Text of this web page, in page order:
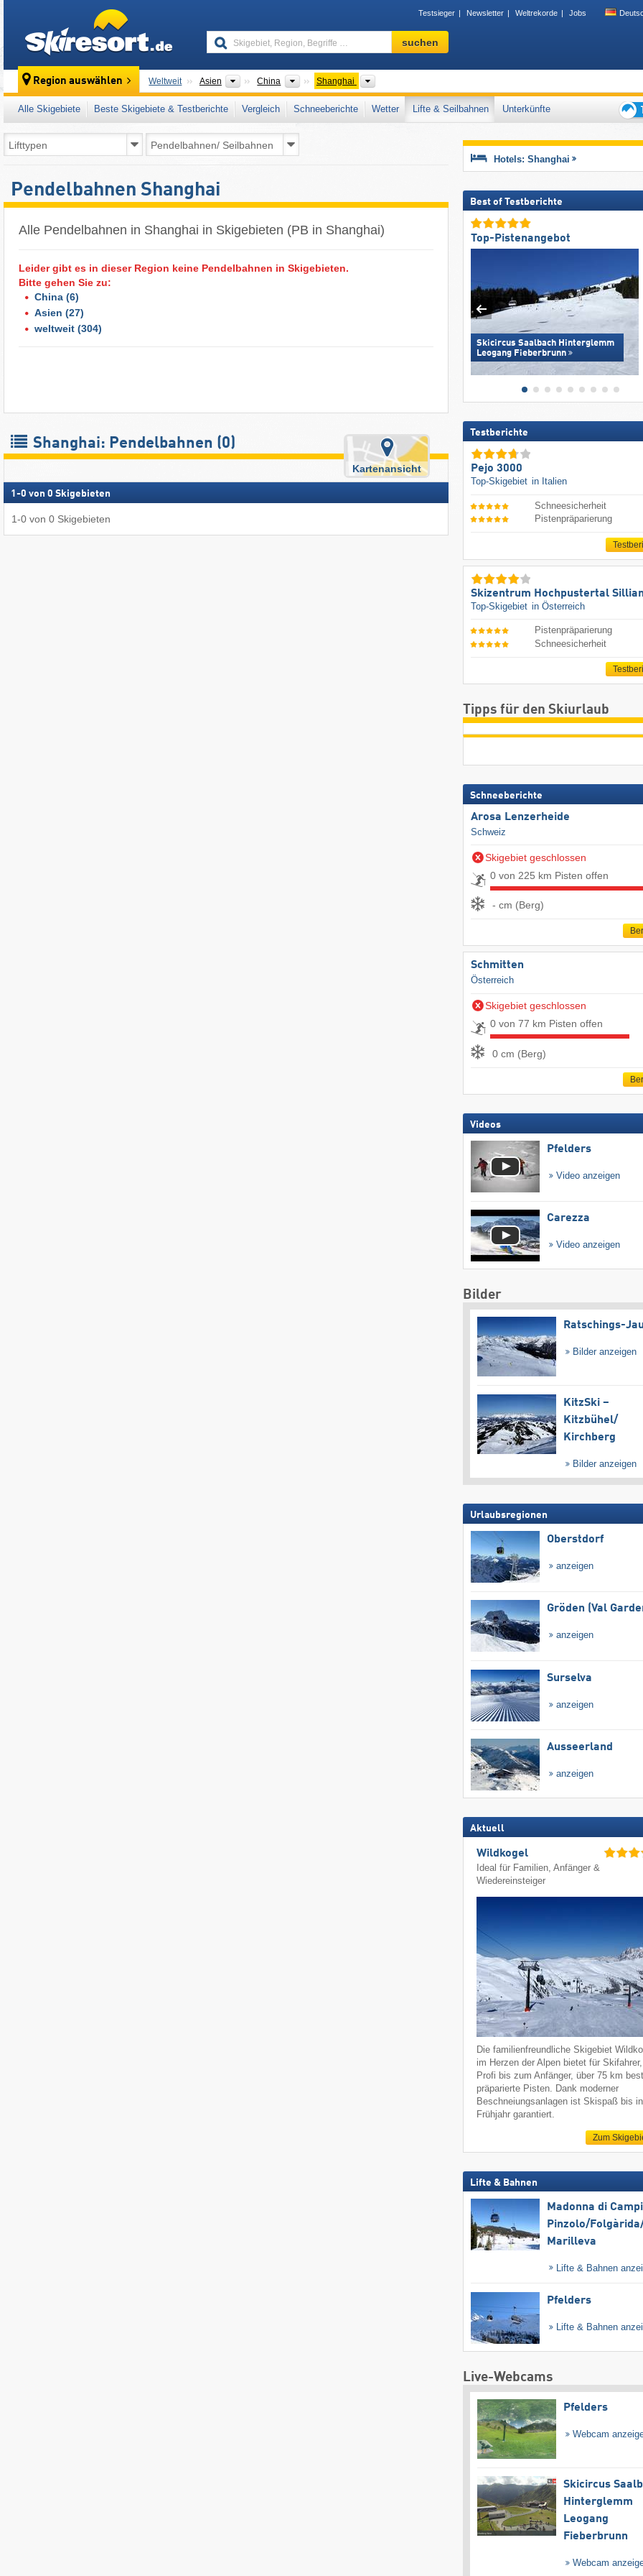
Testsieger Newsletter Weltrekorde Jobs
Skigebiet,
Region,
suchen
Region auswählen Weltweit Asien Kontinente
China LänderShanghai
Alle Skigebiete Beste Skigebiete & Testberichte Vergleich Schneeberichte Wetter Lifte & Seilbahnen
Unterkünfte
für
Pendelbahnen Shanghai
Alle Pendelbahnen in Shanghai in Skigebieten (PB in Shanghai)
Leider gibt es in dieser Region keine Pendelbahnen in Skigebieten.
Bitte gehen Sie zu:
China (6)
Asien (27)
weltweit (304)
Shanghai: Pendelbahnen (0)
Kartenansicht
1 -0 von 0 Skigebieten
1-0 von 0 Skigebieten
Hotels: Shanghai
Best of Testberichte
Top-Pistenangebot
Skicircus Saalbach Hinterglemm
Leogang Fieberbrunn
Testberichte
Pejo 3000
Top-Skigebiet in Italien
Schneesicherheit
Pistenpräparierung
Skizentrum Hochpustertal
Top-Skigebiet in Österreich
Pistenpräparierung
Schneesicherheit
Tipps für den Skiurlaub
Schneeberichte
Arosa Lenzerheide
Schweiz
Skigebiet geschlossen
0 von 225 km Pisten offen
- cm (Berg)
Schmitten
Österreich
Skigebiet geschlossen
0 von 77 km Pisten offen
0 cm (Berg)
Videos
Pfelders
Video anzeigen
Carezza
Video anzeigen
Bilder
Ratschings-
Bilder anzeigen
KitzSki –
Kitzbühel/​
Kirchberg
Bilder anzeigen
Urlaubsregionen
Oberstdorf
anzeigen
Gröden (Val
anzeigen
Surselva
anzeigen
Ausseerland
anzeigen
Aktuell
Wildkogel
Ideal für Familien, Anfänger &
Wiedereinsteiger
Die familienfreundliche Skigebiet
im Herzen der Alpen bietet für
Profi bis zum Anfänger, über 75 km
präparierte Pisten. Dank moderner
Beschneiungsanlagen ist Skispaß bis
Frühjahr garantiert.
Zum
Lifte & Bahnen
Madonna di
Pinzolo/​
Marilleva
Lifte & Bahnen
Pfelders
Lifte & Bahnen
Live-Webcams
Pfelders
Webcam
Skicircus
Hinterglemm
Leogang
Fieberbrunn
Webcam